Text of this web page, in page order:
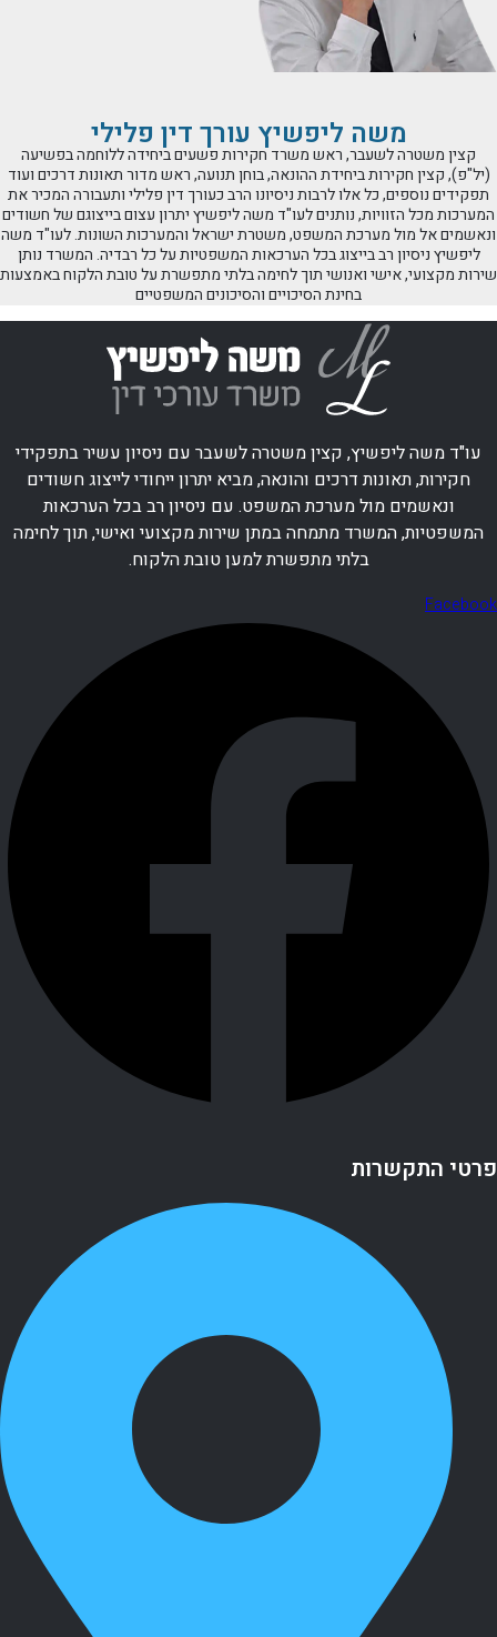
משה ליפשיץ עורך דין פלילי
קצין משטרה לשעבר, ראש משרד חקירות פשעים ביחידה ללוחמה בפשיעה
(יל"פ), קצין חקירות ביחידת ההונאה, בוחן תנועה, ראש מדור תאונות דרכים ועוד
תפקידים נוספים, כל אלו לרבות ניסיונו הרב כעורך דין פלילי ותעבורה המכיר את
המערכות מכל הזוויות, נותנים לעו"ד משה ליפשיץ יתרון עצום בייצוגם של חשודים
ונאשמים אל מול מערכת המשפט, משטרת ישראל והמערכות השונות. לעו"ד משה
ליפשיץ ניסיון רב בייצוג בכל הערכאות המשפטיות על כל רבדיה. המשרד נותן
שירות מקצועי, אישי ואנושי תוך לחימה בלתי מתפשרת על טובת הלקוח באמצעות
בחינת הסיכויים והסיכונים המשפטיים
עו"ד משה ליפשיץ, קצין משטרה לשעבר עם ניסיון עשיר בתפקידי
חקירות, תאונות דרכים והונאה, מביא יתרון ייחודי לייצוג חשודים
ונאשמים מול מערכת המשפט. עם ניסיון רב בכל הערכאות
המשפטיות, המשרד מתמחה במתן שירות מקצועי ואישי, תוך לחימה
בלתי מתפשרת למען טובת הלקוח.
Facebook
פרטי התקשרות